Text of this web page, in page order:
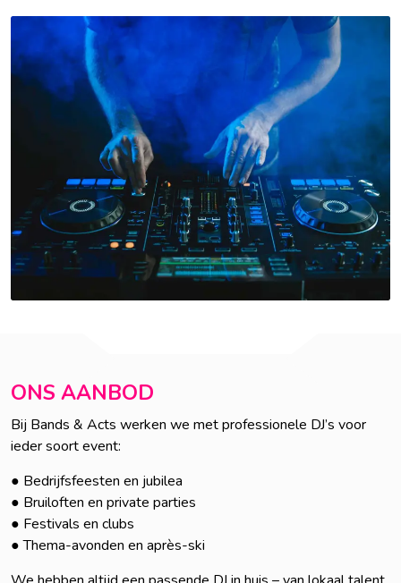
ONS AANBOD
Bij Bands & Acts werken we met professionele DJ’s voor
ieder soort event:
● Bedrijfsfeesten en jubilea
● Bruiloften en private parties
● Festivals en clubs
● Thema-avonden en après-ski